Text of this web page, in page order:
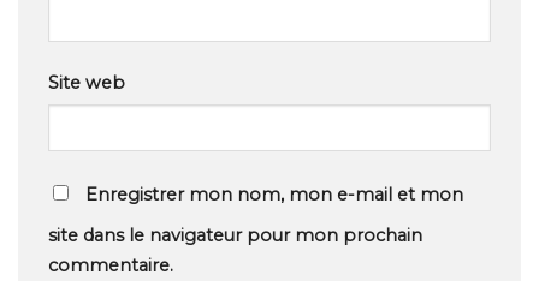
Site web
Enregistrer mon nom, mon e-mail et mon
site dans le navigateur pour mon prochain
commentaire.